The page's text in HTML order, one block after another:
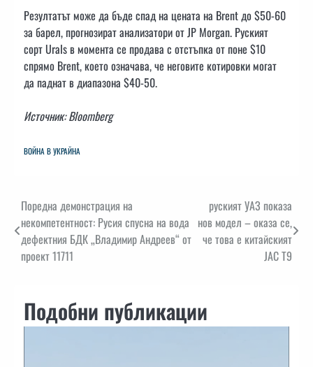
Резултатът може да бъде спад на цената на Brent до $50-60
за барел, прогнозират анализатори от JP Morgan. Руският
сорт Urals в момента се продава с отстъпка от поне $10
спрямо Brent, което означава, че неговите котировки могат
да паднат в диапазона $40-50.
Источник: Bloomberg
ВОЙНА В УКРАЙНА
Навигация
Поредна демонстрация на
некомпетентност: Русия спусна на вода
дефектния БДК „Владимир Андреев“ от
проект 11711
руският УАЗ показа
нов модел – оказа се,
че това е китайският
JAC T9
Подобни публикации